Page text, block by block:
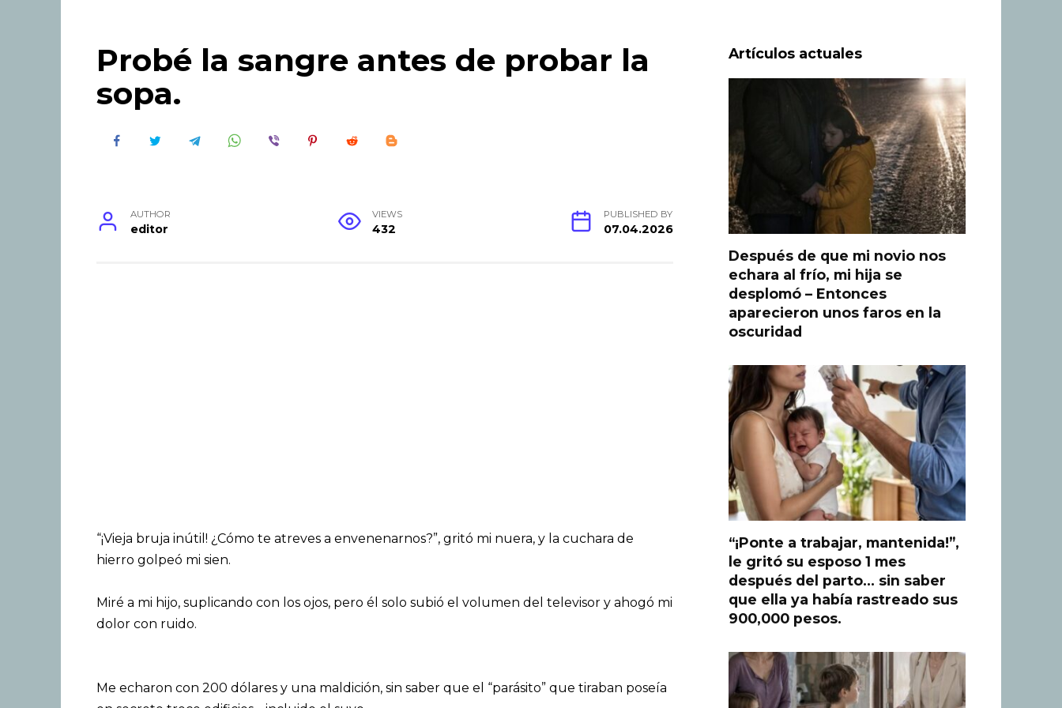
Probé la sangre antes de probar la
sopa.
AUTHOR
editor
VIEWS
432
PUBLISHED BY
07.04.2026
“¡Vieja bruja inútil! ¿Cómo te atreves a envenenarnos?”, gritó mi nuera, y la cuchara de
hierro golpeó mi sien.
Miré a mi hijo, suplicando con los ojos, pero él solo subió el volumen del televisor y ahogó mi
dolor con ruido.
Me echaron con 200 dólares y una maldición, sin saber que el “parásito” que tiraban poseía
Artículos actuales
Después de que mi novio nos
echara al frío, mi hija se
desplomó – Entonces
aparecieron unos faros en la
oscuridad
“¡Ponte a trabajar, mantenida!”,
le gritó su esposo 1 mes
después del parto… sin saber
que ella ya había rastreado sus
900,000 pesos.